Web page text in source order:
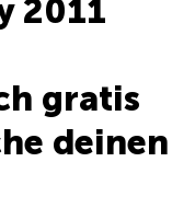
2011
gratis
deinen